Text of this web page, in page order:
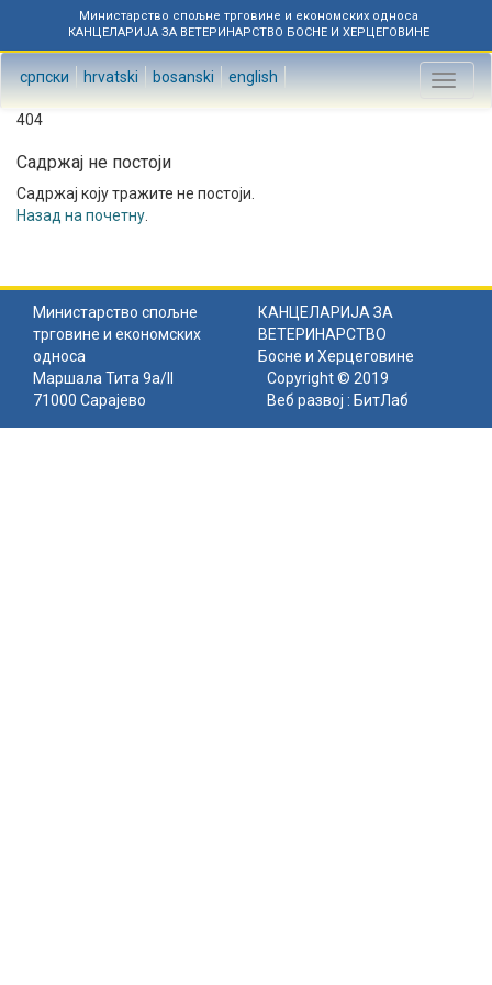
Министарство спољне трговине и економских односа
КАНЦЕЛАРИЈА ЗА ВЕТЕРИНАРСТВО БОСНЕ И ХЕРЦЕГОВИНЕ
српски hrvatski bosanski english
Toggle
404
Садржај не постоји
Садржај коју тражите не постоји.
Назад на почетну
Министарство спољне
трговине и економских
односа
КАНЦЕЛАРИЈА ЗА
ВЕТЕРИНАРСТВО
Босне и Херцеговине
Маршала Тита 9а/II
71000 Сарајево
Copyright © 2019
Веб развој : БитЛаб